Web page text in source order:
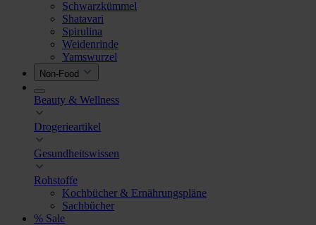
Schwarzkümmel
Shatavari
Spirulina
Weidenrinde
Yamswurzel
Non-Food
Beauty & Wellness
Drogerieartikel
Gesundheitswissen
Rohstoffe
Kochbücher & Ernährungspläne
Sachbücher
% Sale